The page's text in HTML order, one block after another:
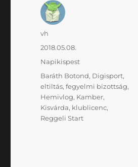
Szerző
vh
Közzétéve
2018.05.08.
Kategória
Napikispest
Címke
Baráth Botond, Digisport,
eltiltás,fegyelmi bizottság,
Hemivlog, Kamber,
Kisvárda, klublicenc,
Reggeli Start